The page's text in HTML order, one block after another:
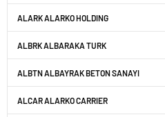
ALARK ALARKO HOLDING
ALBRK ALBARAKA TURK
ALBTN ALBAYRAK BETON SANAYI
ALCAR ALARKO CARRIER